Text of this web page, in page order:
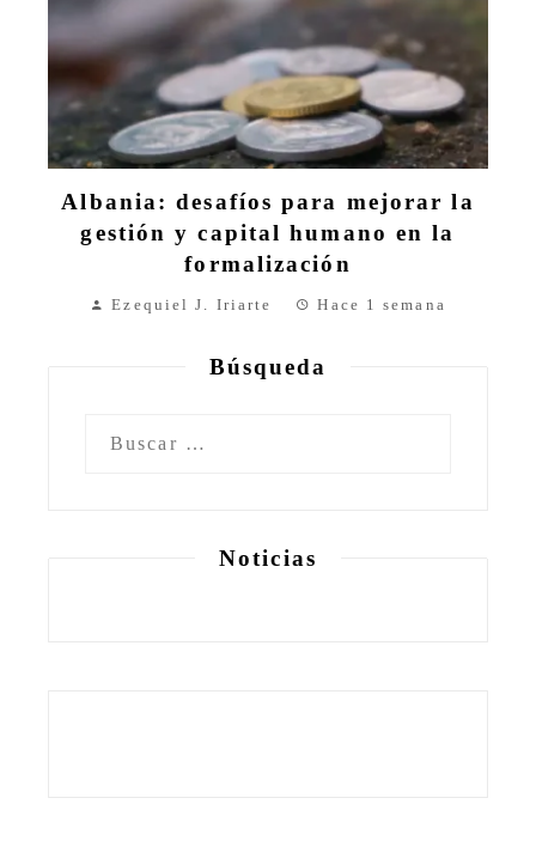
Albania: desafíos para mejorar la
gestión y capital humano en la
formalización
Ezequiel J. Iriarte Hace 1 semana
Búsqueda
Noticias